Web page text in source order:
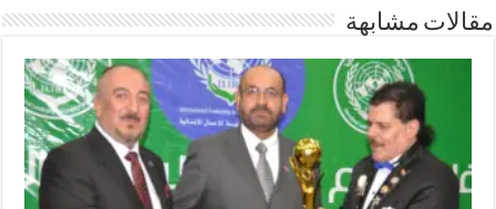
مقالات مشابهة